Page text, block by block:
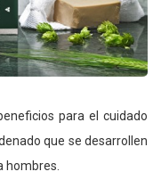
para el cuidado
que se desarrollen
hombres.